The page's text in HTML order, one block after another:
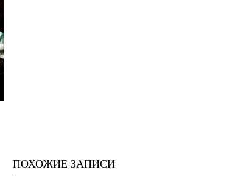
ПОХОЖИЕ ЗАПИСИ